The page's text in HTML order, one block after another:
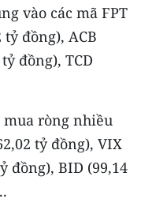
vào các mã FPT
tỷ đồng), ACB
đồng), TCD
mua ròng nhiều
tỷ đồng), VIX
đồng), BID (99,14